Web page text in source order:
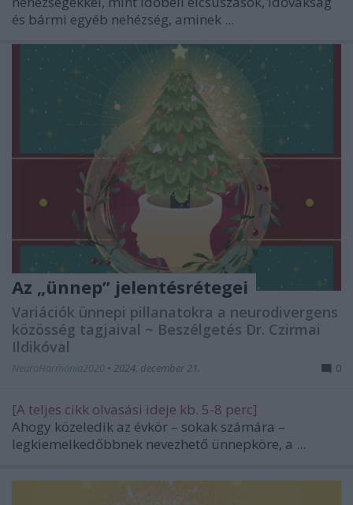
és bármi egyéb nehézség, aminek ...
Az „ünnep” jelentésrétegei
Variációk ünnepi pillanatokra a neurodivergens
közösség tagjaival ~ Beszélgetés Dr. Czirmai
Ildikóval
NeuroHarmonia2020 • 2024. december 21. 0
[A teljes cikk olvasási ideje kb. 5-8 perc]
Ahogy közeledik az évkör – sokak számára –
legkiemelkedőbbnek nevezhető ünnepköre, a ...